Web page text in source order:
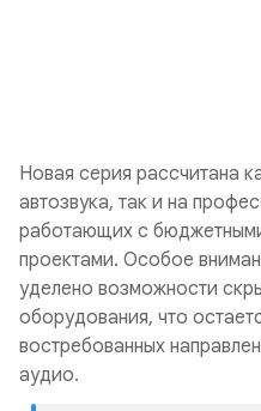
Новая серия рассчитана
автозвука, так и на
работающих с
проектами. Особое
уделено возможности
оборудования, что
востребованных
аудио.